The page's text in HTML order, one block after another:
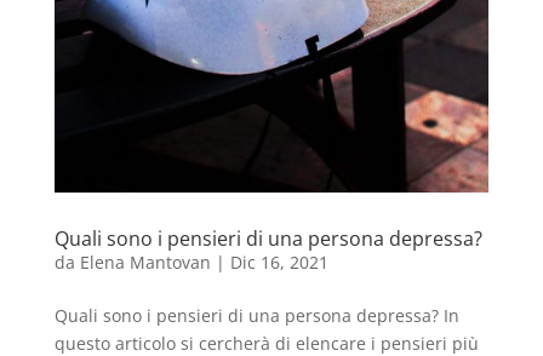
Quali sono i pensieri di una persona depressa?
da Elena Mantovan | Dic 16, 2021
Quali sono i pensieri di una persona depressa? In
questo articolo si cercherà di elencare i pensieri più